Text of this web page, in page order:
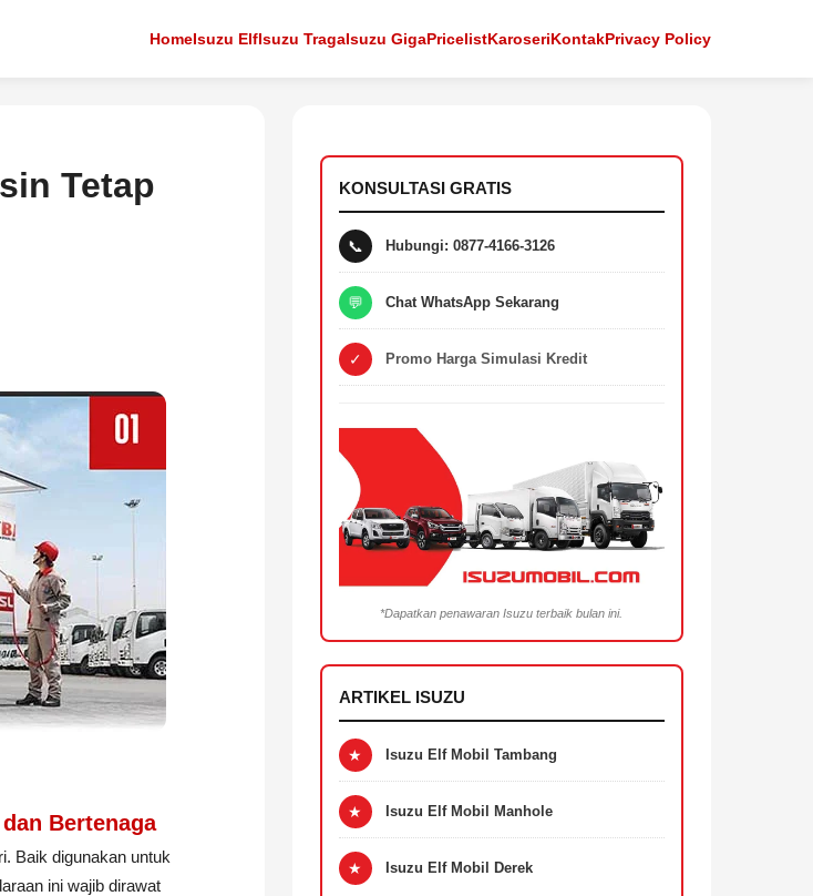
HomeIsuzu ElfIsuzu TragaIsuzu GigaPricelistKaroseriKontakPrivacy Policy
Tetap
Bertenaga
Baik digunakan untuk
ini wajib dirawat
KONSULTASI GRATIS
📞 Hubungi: 0877-4166-3126
💬 Chat WhatsApp Sekarang
✓ Promo Harga Simulasi Kredit
*Dapatkan penawaran Isuzu terbaik bulan ini.
ARTIKEL ISUZU
★ Isuzu Elf Mobil Tambang
★ Isuzu Elf Mobil Manhole
★ Isuzu Elf Mobil Derek